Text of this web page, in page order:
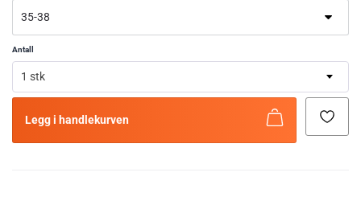
Antall
1 stk
Legg i handlekurven